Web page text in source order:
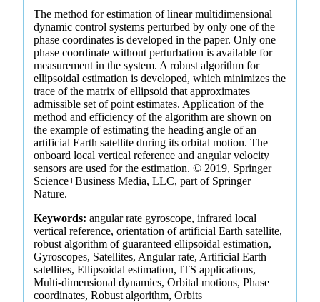
The method for estimation of linear multidimensional
dynamic control systems perturbed by only one of the
phase coordinates is developed in the paper. Only one
phase coordinate without perturbation is available for
measurement in the system. A robust algorithm for
ellipsoidal estimation is developed, which minimizes the
trace of the matrix of ellipsoid that approximates
admissible set of point estimates. Application of the
method and efficiency of the algorithm are shown on
the example of estimating the heading angle of an
artificial Earth satellite during its orbital motion. The
onboard local vertical reference and angular velocity
sensors are used for the estimation. © 2019, Springer
Science+Business Media, LLC, part of Springer
Nature.
Keywords:angular rate gyroscope, infrared local
vertical reference, orientation of artificial Earth satellite,
robust algorithm of guaranteed ellipsoidal estimation,
Gyroscopes, Satellites, Angular rate, Artificial Earth
satellites, Ellipsoidal estimation, ITS applications,
Multi-dimensional dynamics, Orbital motions, Phase
coordinates, Robust algorithm, Orbits